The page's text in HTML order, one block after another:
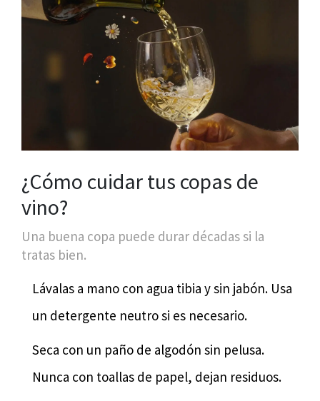
¿Cómo cuidar tus copas de
vino?
Una buena copa puede durar décadas si la
tratas bien.
Lávalas a mano con agua tibia y sin jabón. Usa
un detergente neutro si es necesario.
Seca con un paño de algodón sin pelusa.
Nunca con toallas de papel, dejan residuos.